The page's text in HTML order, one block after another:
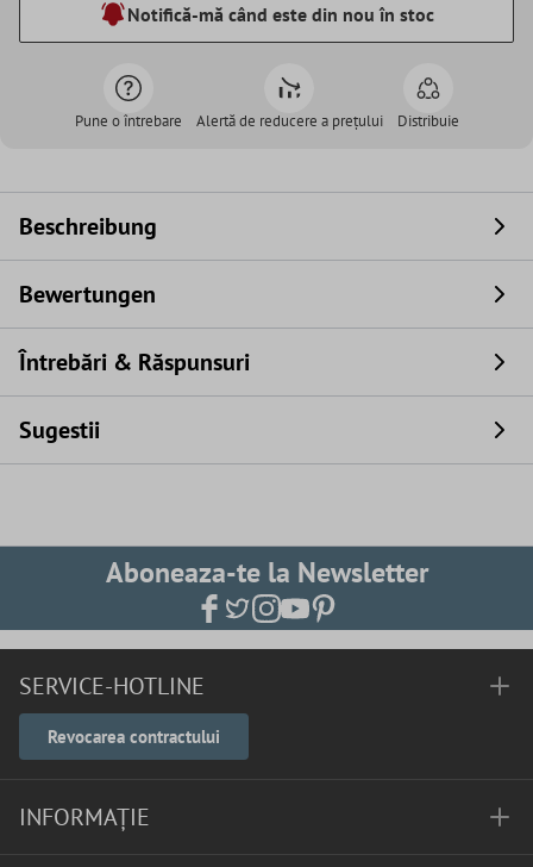
Notifică-mă când este din nou în stoc
Pune o întrebare Alertă de reducere a prețului Distribuie
Beschreibung
Bewertungen
Întrebări & Răspunsuri
Sugestii
Aboneaza-te la Newsletter
SERVICE-HOTLINE
Revocarea contractului
INFORMAȚIE